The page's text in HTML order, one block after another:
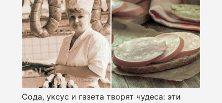
Сода, уксус и газета творят чудеса: эти